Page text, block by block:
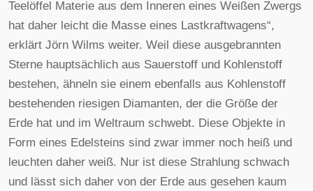
Teelöffel Materie aus dem Inneren eines Weißen Zwergs
hat daher leicht die Masse eines Lastkraftwagens“,
erklärt Jörn Wilms weiter. Weil diese ausgebrannten
Sterne hauptsächlich aus Sauerstoff und Kohlenstoff
bestehen, ähneln sie einem ebenfalls aus Kohlenstoff
bestehenden riesigen Diamanten, der die Größe der
Erde hat und im Weltraum schwebt. Diese Objekte in
Form eines Edelsteins sind zwar immer noch heiß und
leuchten daher weiß. Nur ist diese Strahlung schwach
und lässt sich daher von der Erde aus gesehen kaum